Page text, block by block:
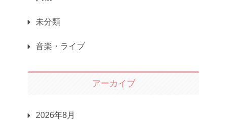
未分類
音楽・ライブ
アーカイブ
2026年8月